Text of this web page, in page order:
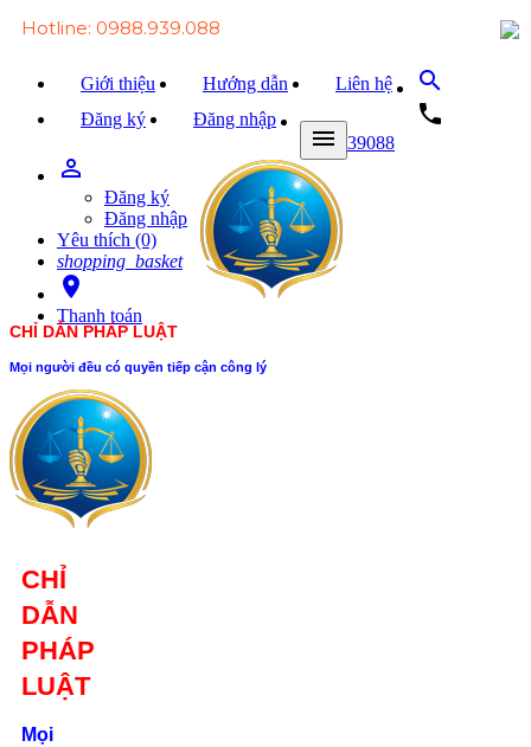
Hotline: 0988.939.088
Giới thiệu Hướng dẫn
Liên hệ
Đăng ký
Đăng nhập
search
local_phone
0988939088
person_outline
Đăng ký
Đăng nhập
Yêu thích (0)
shopping_basket
room
Thanh toán
menu
CHỈ DẪN PHÁP LUẬT
Mọi người đều có quyền tiếp cận công lý
CHỈ
DẪN
PHÁP
LUẬT
Mọi
Trang chủ
Văn bản Luật
Văn bản Đảng
Tài liệu
Hỏi - đáp
Trao đổi
Tin tức
Liên hệ
Số 24/2B
Đường Võ
Oanh, P. 25, Q.
Bình Thạnh, Tp.
Hồ Chí Minh